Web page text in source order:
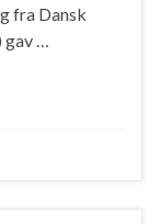
fra Dansk
…